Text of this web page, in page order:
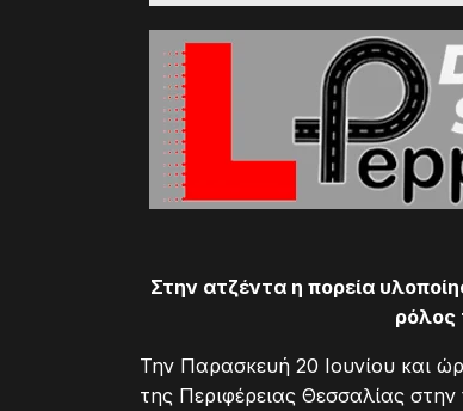
Στην ατζέντα η πορεία
ρόλος
Την Παρασκευή 20 Ιουνίου και
της Περιφέρειας Θεσσαλίας